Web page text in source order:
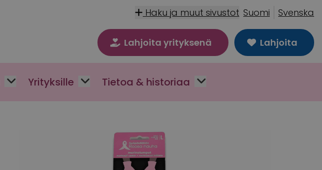
Haku ja muut sivustot Suomi Svenska
Lahjoita yrityksenä Lahjoita
Yrityksille Tietoa & historiaa